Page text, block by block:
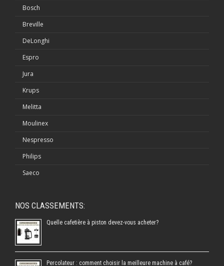
Bosch
Breville
DeLonghi
Espro
Jura
Krups
Melitta
Moulinex
Nespresso
Philips
Saeco
NOS CLASSEMENTS:
Quelle cafetière à piston devez-vous acheter?
Percolateur : comment choisir la meilleure machine à café?